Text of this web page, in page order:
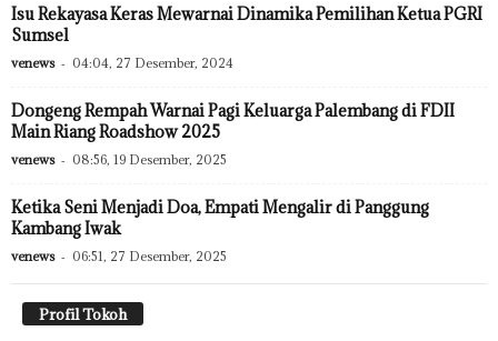
Isu Rekayasa Keras Mewarnai Dinamika Pemilihan Ketua PGRI
Sumsel
venews - 04:04, 27 Desember, 2024
Dongeng Rempah Warnai Pagi Keluarga Palembang di FDII
Main Riang Roadshow 2025
venews - 08:56, 19 Desember, 2025
Ketika Seni Menjadi Doa, Empati Mengalir di Panggung
Kambang Iwak
venews - 06:51, 27 Desember, 2025
Profil Tokoh